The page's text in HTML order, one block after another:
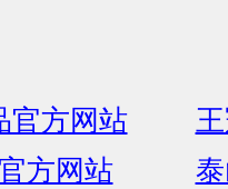
官方网站
方网站